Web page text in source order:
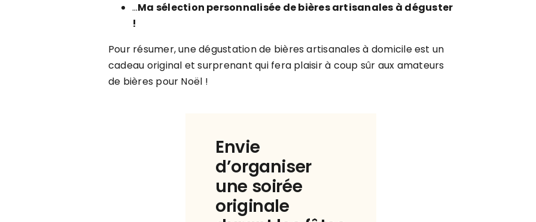
…Ma sélection personnalisée de bières artisanales à déguster
!
Pour résumer, une dégustation de bières artisanales à domicile est un
cadeau original et surprenant qui fera plaisir à coup sûr aux amateurs
de bières pour Noël !
Envie
d’organiser
une soirée
originale